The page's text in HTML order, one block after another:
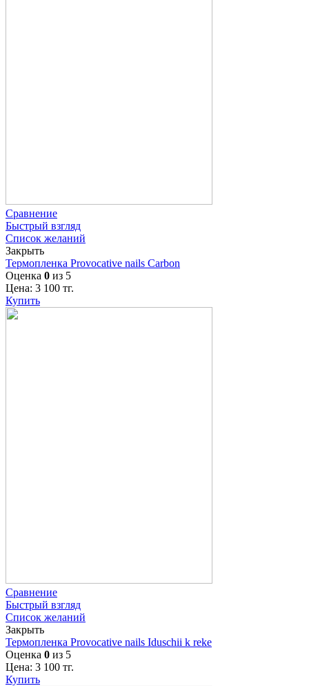
Сравнение
Быстрый взгляд
Список желаний
Закрыть
Термопленка Provocative nails Carbon
Оценка 0 из 5
Цена: 3 100 тг.
Купить
Сравнение
Быстрый взгляд
Список желаний
Закрыть
Термопленка Provocative nails Iduschii k reke
Оценка 0 из 5
Цена: 3 100 тг.
Купить